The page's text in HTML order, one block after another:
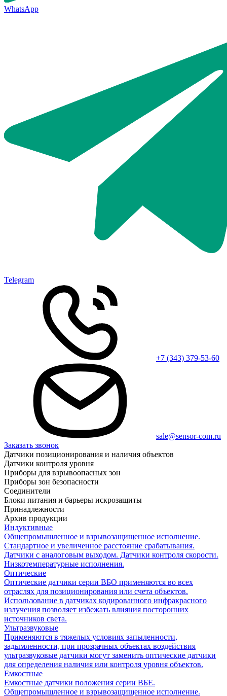
WhatsApp
Telegram
+7 (343) 379-53-60
sale@sensor-com.ru
Заказать звонок
Датчики позиционирования и наличия объектов
Датчики контроля уровня
Приборы для взрывоопасных зон
Приборы зон безопасности
Соединители
Блоки питания и барьеры искрозащиты
Принадлежности
Архив продукции
Индуктивные
Общепромышленное и взрывозащищенное исполнение.
Стандартное и увеличенное расстояние срабатывания.
Датчики с аналоговым выходом. Датчики контроля скорости.
Низкотемпературные исполнения.
Оптические
Оптические датчики серии ВБО применяются во всех
отраслях для позиционирования или счета объектов.
Использование в датчиках кодированного инфракрасного
излучения позволяет избежать влияния посторонних
источников света.
Ультразвуковые
Применяются в тяжелых условиях запыленности,
задымленности, при прозрачных объектах воздействия
ультразвуковые датчики могут заменить оптические датчики
для определения наличия или контроля уровня объектов.
Емкостные
Емкостные датчики положения серии ВБЕ.
Общепромышленное и взрывозащищенное исполнение.